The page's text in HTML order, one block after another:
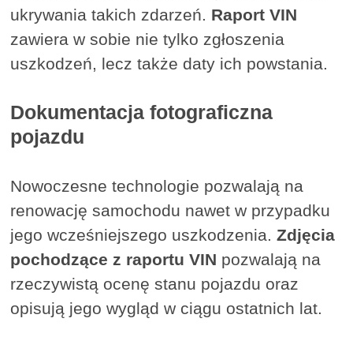
ukrywania takich zdarzeń. Raport VIN
zawiera w sobie nie tylko zgłoszenia
uszkodzeń, lecz także daty ich powstania.
Dokumentacja fotograficzna
pojazdu
Nowoczesne technologie pozwalają na
renowację samochodu nawet w przypadku
jego wcześniejszego uszkodzenia.Zdjęcia
pochodzące z raportu VIN pozwalają na
rzeczywistą ocenę stanu pojazdu oraz
opisują jego wygląd w ciągu ostatnich lat.